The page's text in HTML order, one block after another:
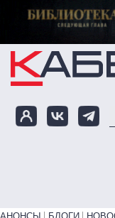
Перейти к
Primary links bottom